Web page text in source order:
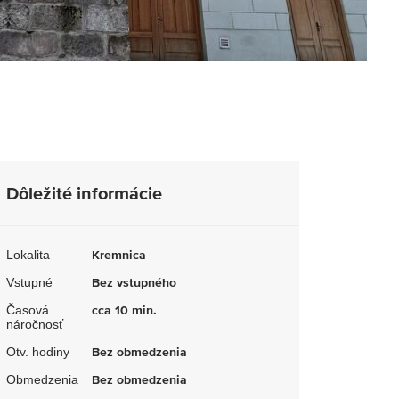
Dôležité informácie
Lokalita
Kremnica
Vstupné
Bez vstupného
Časová
náročnosť
cca 10 min.
Otv. hodiny
Bez obmedzenia
Obmedzenia
Bez obmedzenia